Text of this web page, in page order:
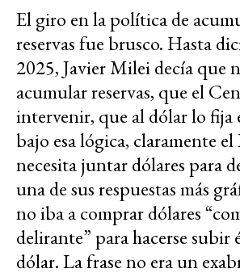
El giro en la política de
reservas fue brusco. Hasta
2025, Javier Milei decía que
acumular reservas, que el
intervenir, que al dólar lo fija
bajo esa lógica, claramente
necesita juntar dólares para
una de sus respuestas más
no iba a comprar dólares
delirante” para hacerse subir
dólar. La frase no era un